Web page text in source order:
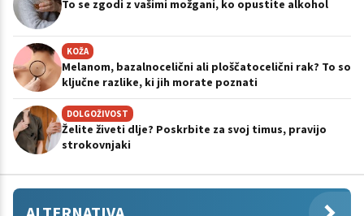
To se zgodi z vašimi možgani, ko opustite alkohol
KOŽA
Melanom, bazalnocelični ali ploščatocelični rak? To so
ključne razlike, ki jih morate poznati
DOLGOŽIVOST
Želite živeti dlje? Poskrbite za svoj timus, pravijo
strokovnjaki